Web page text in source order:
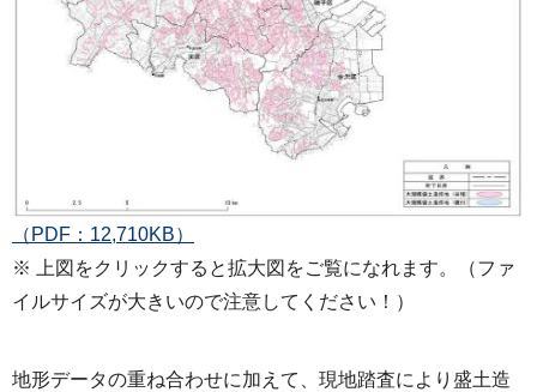
（PDF：12,710KB）
※ 上図をクリックすると拡大図をご覧になれます。（ファ
イルサイズが大きいので注意してください！）
地形データの重ね合わせに加えて、現地踏査により盛土造